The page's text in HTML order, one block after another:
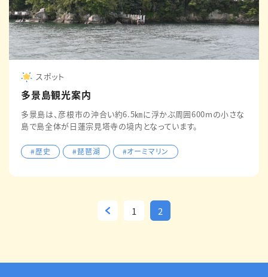
スポット
多景島観光案内
多景島は、彦根市の沖合い約6.5㎞に浮かぶ周囲600mの小さな
島で島全体が日蓮宗見塔寺の境内となっています。
#歴史 #琵琶湖 #オーミマリン
1 2